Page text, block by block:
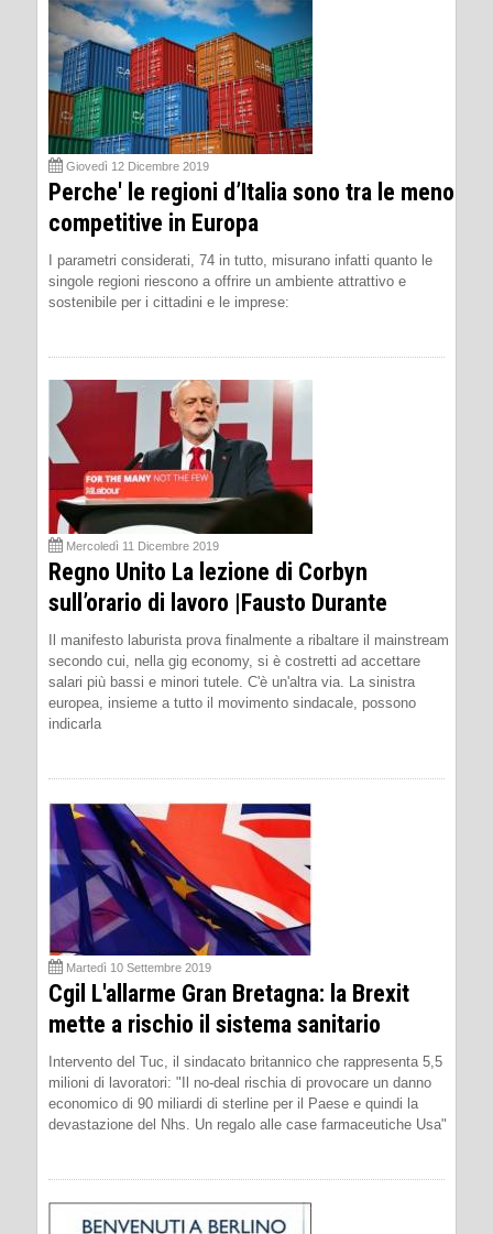
Giovedì 12 Dicembre 2019
Perche' le regioni d’Italia sono tra le meno
competitive in Europa
I parametri considerati, 74 in tutto, misurano infatti quanto le
singole regioni riescono a offrire un ambiente attrattivo e
sostenibile per i cittadini e le imprese:
Mercoledì 11 Dicembre 2019
Regno Unito La lezione di Corbyn
sull’orario di lavoro |Fausto Durante
Il manifesto laburista prova finalmente a ribaltare il mainstream
secondo cui, nella gig economy, si è costretti ad accettare
salari più bassi e minori tutele. C'è un'altra via. La sinistra
europea, insieme a tutto il movimento sindacale, possono
indicarla
Martedì 10 Settembre 2019
Cgil L'allarme Gran Bretagna: la Brexit
mette a rischio il sistema sanitario
Intervento del Tuc, il sindacato britannico che rappresenta 5,5
milioni di lavoratori: "Il no-deal rischia di provocare un danno
economico di 90 miliardi di sterline per il Paese e quindi la
devastazione del Nhs. Un regalo alle case farmaceutiche Usa"